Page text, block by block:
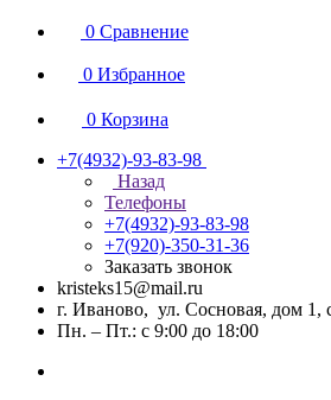
0 Сравнение
0 Избранное
0 Корзина
+7(4932)-93-83-98
Назад
Телефоны
+7(4932)-93-83-98
+7(920)-350-31-36
Заказать звонок
kristeks15@mail.ru
г. Иваново, ул. Сосновая, дом 1,
Пн. – Пт.: с 9:00 до 18:00